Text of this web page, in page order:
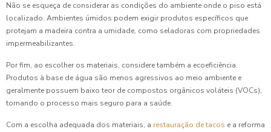
Não se esqueça de considerar as condições do ambiente onde o piso está
localizado. Ambientes úmidos podem exigir produtos específicos que
protejam a madeira contra a umidade, como seladoras com propriedades
impermeabilizantes.
Por fim, ao escolher os materiais, considere também a ecoeficiência.
Produtos à base de água são menos agressivos ao meio ambiente e
geralmente possuem baixo teor de compostos orgânicos voláteis (VOCs),
tornando o processo mais seguro para a saúde.
Com a escolha adequada dos materiais, a restauração de tacos e a reforma